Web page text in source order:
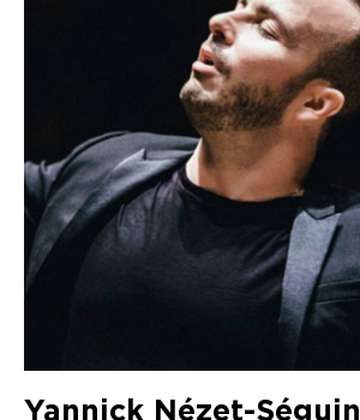
Yannick Nézet-Séguin